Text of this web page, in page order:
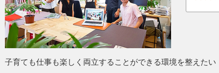
子育ても仕事も楽しく両立することができる環境を整えたい